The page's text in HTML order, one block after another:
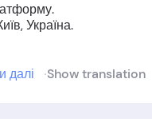
Україна.
далі Show translation